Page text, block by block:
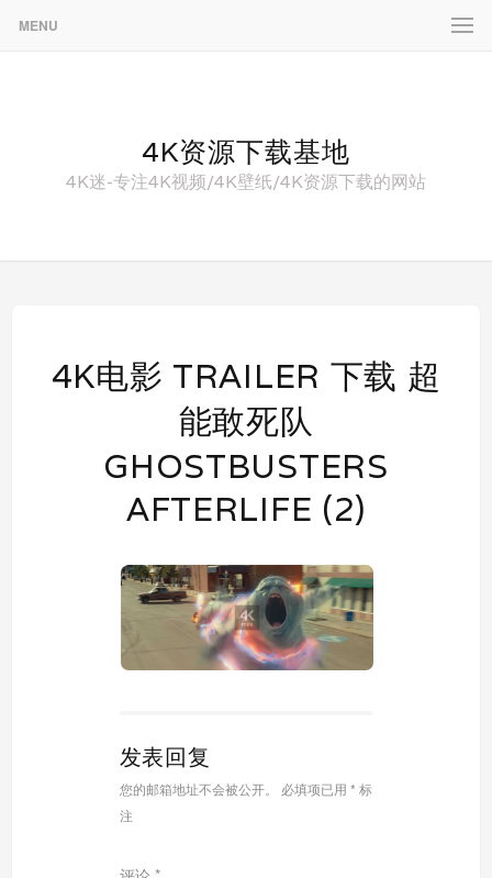
MENU
4K资源下载基地
4K迷-专注4K视频/4K壁纸/4K资源下载的网站
4K电影 TRAILER 下载 超
能敢死队
GHOSTBUSTERS
AFTERLIFE‎ (2)
发表回复
您的邮箱地址不会被公开。 必填项已用 * 标
注